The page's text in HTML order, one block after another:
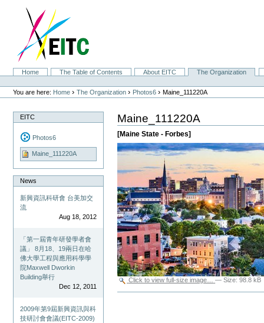
navigation
SectionsHome The Table of Contents About EITC
The Organization
Personal
tools
You are here: Home ›The Organization › Photos6 ›Maine_111220A
EITC
Photos6
Maine_111220A
News
新興資訊科研會 台美加交
流
Aug 18, 2012
「第一屆青年研發學者會
議」 8月18、19兩日在哈
佛大學工程與應用科學學
院Maxwell Dworkin
Building舉行
Dec 12, 2011
2009年第9屆新興資訊與科
技研討會會議(EITC-2009)
Maine_111220A
[Maine State - Forbes]
Click to view full-size image… —Size:98.8 kB